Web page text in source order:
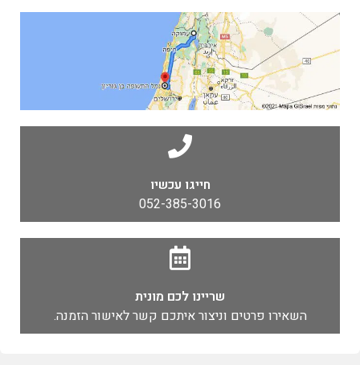
חייגו עכשיו
052-385-3016
שריינו לכם מונית
השאירו פרטים וניצור איתכם קשר לאישור הזמנה.